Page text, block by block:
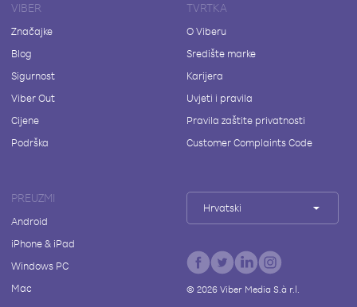
VIBER
Značajke
Blog
Sigurnost
Viber Out
Cijene
Podrška
TVRTKA
O Viberu
Središte marke
Karijera
Uvjeti i pravila
Pravila zaštite privatnosti
Customer Complaints Code
PREUZMI
Android
iPhone & iPad
Windows PC
Mac
Hrvatski
© 2026Viber Media S.à r.l.